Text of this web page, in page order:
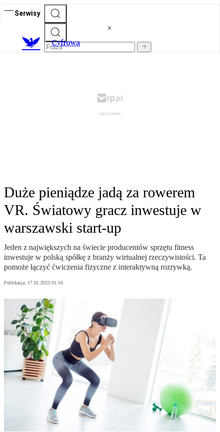
Serwisy
Cyfrowa
Duże pieniądze jadą za rowerem
VR. Światowy gracz inwestuje w
warszawski start-up
Jeden z największych na świecie producentów sprzętu fitness
inwestuje w polską spółkę z branży wirtualnej rzeczywistości. Ta
pomoże łączyć ćwiczenia fizyczne z interaktywną rozrywką.
Publikacja: 17.01.2023 01:16